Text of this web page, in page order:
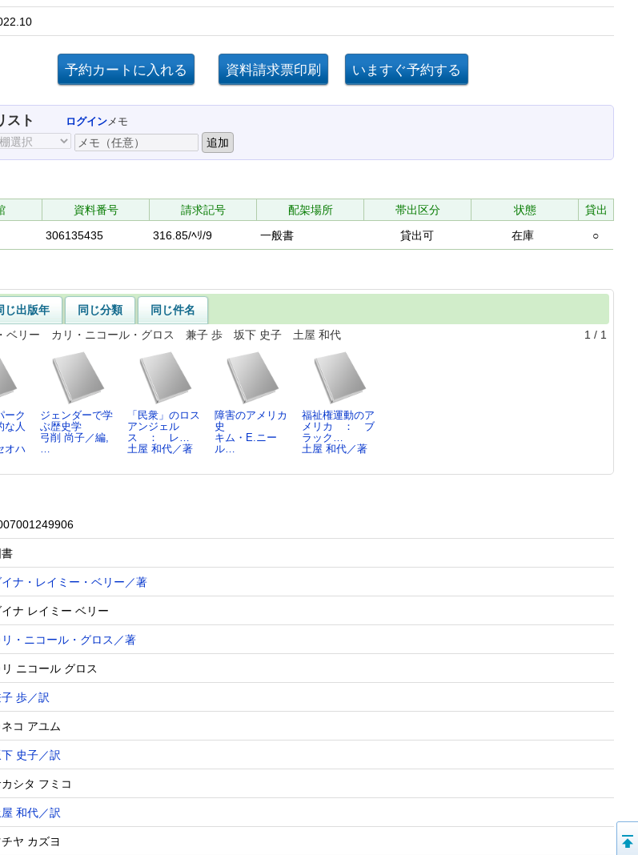
スト ログインメモ
資料番号 請求記号 配架場所 帯出区分 状態
貸出
306135435 316.85/ﾍﾘ/9 一般書 貸出可 在庫 ○
じ出版年 同じ分類
同じ件名
ベリー カリ・ニコール・グロス 兼子 歩 坂下 史子 土屋 和代
1 / 1
ーク
な人
オハ
ジェンダーで学
ぶ歴史学
弓削 尚子／編,
…
「民衆」のロス
アンジェル
ス ： レ…
土屋 和代／著
障害のアメリカ
史
キム・E.ニー
ル…
福祉権運動のア
メリカ ： ブ
ラック…
土屋 和代／著
イナ・レイミー・ベリー／著
イナ レイミー ベリー
リ・ニコール・グロス／著
リ ニコール グロス
歩／訳
ネコ アユム
史子／訳
シタ フミコ
屋 和代／訳
チヤ カズヨ